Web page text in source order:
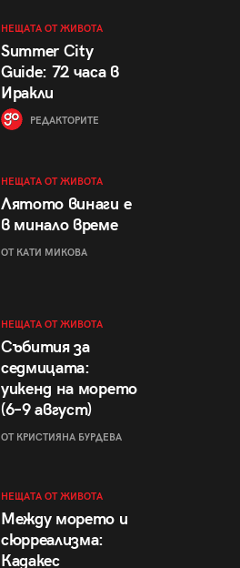
НЕЩАТА ОТ ЖИВОТА
Summer City
Guide: 72 часа в
Иракли
РЕДАКТОРИТЕ
НЕЩАТА ОТ ЖИВОТА
Лятото винаги е
в минало време
ОТ КАТИ МИКОВА
НЕЩАТА ОТ ЖИВОТА
Събития за
седмицата:
уикенд на морето
(6–9 август)
ОТ КРИСТИЯНА БУРДЕВА
НЕЩАТА ОТ ЖИВОТА
Между морето и
сюрреализма:
Кадакес